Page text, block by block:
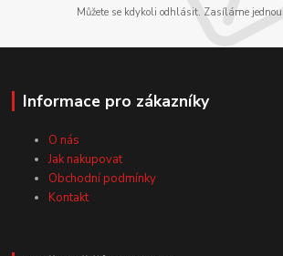
Můžete se kdykoli odhlásit. Zasíláme
Informace pro zákazníky
O nás
Jak nakupovat
Obchodní podmínky
Kontakt